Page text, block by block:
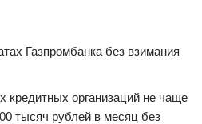
Газпромбанка без взимания
кредитных организаций не чаще
тысяч рублей в месяц без